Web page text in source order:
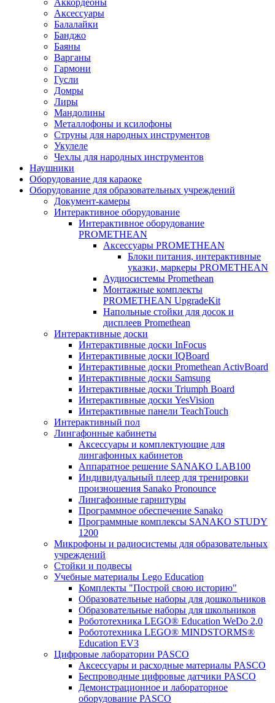
Аккордеоны
Аксессуары
Балалайки
Банджо
Баяны
Варганы
Гармони
Гусли
Домры
Лиры
Мандолины
Металлофоны и ксилофоны
Струны для народных инструментов
Укулеле
Чехлы для народных инструментов
Наушники
Оборудование для караоке
Оборудование для образовательных учреждений
Документ-камеры
Интерактивное оборудование
Интерактивное оборудование
PROMETHEAN
Аксессуары PROMETHEAN
Блоки питания, интерактивные
указки, маркеры PROMETHEAN
Аудиосистемы Promethean
Монтажные комплекты
PROMETHEAN UpgradeKit
Напольные стойки для досок и
дисплеев Promethean
Интерактивные доски
Интерактивные доски InFocus
Интерактивные доски IQBoard
Интерактивные доски Promethean ActivBoard
Интерактивные доски Samsung
Интерактивные доски Triumph Board
Интерактивные доски YesVision
Интерактивные панели TeachTouch
Интерактивный пол
Лингафонные кабинеты
Аксессуары и комплектующие для
лингафонных кабинетов
Аппаратное решение SANAKO LAB100
Индивидуальный плеер для тренировки
произношения Sanako Pronounce
Лингафонные гарнитуры
Программное обеспечение Sanako
Программные комплексы SANAKO STUDY
1200
Микрофоны и радиосистемы для образовательных
учреждений
Стойки и подвесы
Учебные материалы Lego Education
Комплекты "Построй свою историю"
Образовательные наборы для дошкольников
Образовательные наборы для школьников
Робототехника LEGO® Education WeDo 2.0
Робототехника LEGO® MINDSTORMS®
Education EV3
Цифровые лаборатории PASCO
Аксессуары и расходные материалы PASCO
Беспроводные цифровые датчики PASCO
Демонстрационное и лабораторное
оборудование PASCO